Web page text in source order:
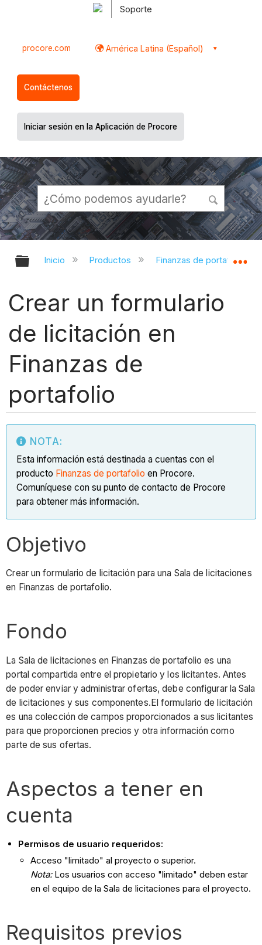
Soporte
procore.com América Latina (Español)
Contáctenos
Iniciar sesión en la Aplicación de Procore
Expandir/contraer jerarquía global
Inicio Productos Finanzas de portafolio y
Crear un formulario
de licitación en
Finanzas de
portafolio
NOTA:
Esta información está destinada a cuentas con el
producto Finanzas de portafolio en Procore.
Comuníquese con su punto de contacto de Procore
para obtener más información.
Objetivo
Crear un formulario de licitación para una Sala de licitaciones
en Finanzas de portafolio.
Fondo
La Sala de licitaciones en Finanzas de portafolio es una
portal compartida entre el propietario y los licitantes. Antes
de poder enviar y administrar ofertas, debe configurar la Sala
de licitaciones y sus componentes.El formulario de licitación
es una colección de campos proporcionados a sus licitantes
para que proporcionen precios y otra información como
parte de sus ofertas.
Aspectos a tener en
cuenta
Permisos de usuario requeridos:
Acceso "limitado" al proyecto o superior.
Nota: Los usuarios con acceso "limitado" deben estar
en el equipo de la Sala de licitaciones para el proyecto.
Requisitos previos